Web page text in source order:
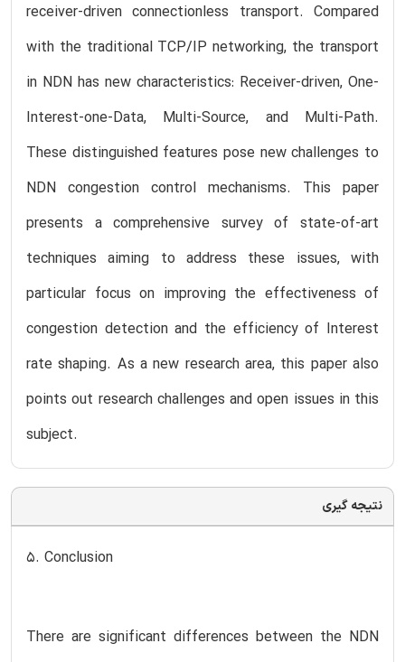
receiver-driven connectionless transport. Compared
with the traditional TCP/IP networking, the transport
in NDN has new characteristics: Receiver-driven, One-
Interest-one-Data, Multi-Source, and Multi-Path.
These distinguished features pose new challenges to
NDN congestion control mechanisms. This paper
presents a comprehensive survey of state-of-art
techniques aiming to address these issues, with
particular focus on improving the effectiveness of
congestion detection and the efficiency of Interest
rate shaping. As a new research area, this paper also
points out research challenges and open issues in this
subject.
نتیجه گیری
5. Conclusion
There are significant differences between the NDN